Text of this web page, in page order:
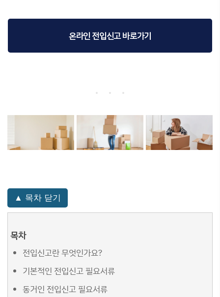
온라인 전입신고 바로가기
▲ 목차 닫기
목차
전입신고란 무엇인가요?
기본적인 전입신고 필요서류
동거인 전입신고 필요서류